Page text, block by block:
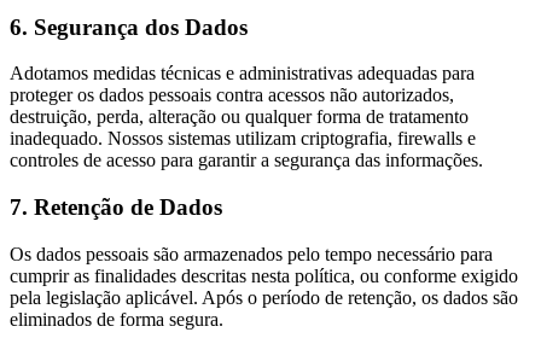
6. Segurança dos Dados
Adotamos medidas técnicas e administrativas adequadas para
proteger os dados pessoais contra acessos não autorizados,
destruição, perda, alteração ou qualquer forma de tratamento
inadequado. Nossos sistemas utilizam criptografia, firewalls e
controles de acesso para garantir a segurança das informações.
7. Retenção de Dados
Os dados pessoais são armazenados pelo tempo necessário para
cumprir as finalidades descritas nesta política, ou conforme exigido
pela legislação aplicável. Após o período de retenção, os dados são
eliminados de forma segura.